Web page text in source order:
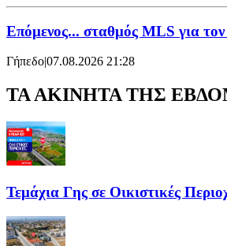
Επόμενος... σταθμός MLS για
Γήπεδο|07.08.2026 21:28
ΤΑ ΑΚΙΝΗΤΑ ΤΗΣ
Τεμάχια Γης σε Οικιστικές